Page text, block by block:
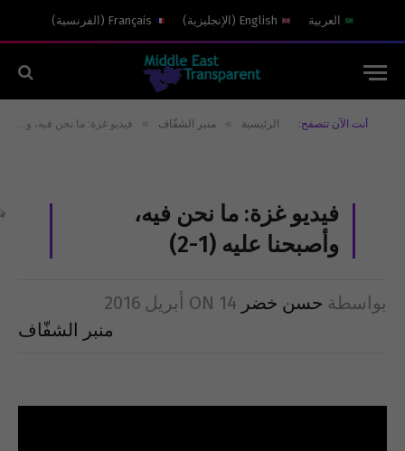
العربية English
( الإنجليزية)
Français
( الفرنسية)
أنت الآن تتصفح: الرئيسية » منبر الشفّاف » فيديو غزة: ما نحن فيه، وأصبحنا عليه (1-2)
فيديو غزة: ما نحن فيه،
وأصبحنا عليه (1-2)
بواسطة حسن خضر ON 14 أبريل 2016
منبر الشفّاف